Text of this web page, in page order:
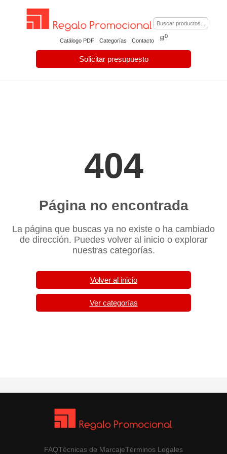
Catálogo PDF Categorías Contacto
Solicitar presupuesto
🛒0
404
Página no encontrada
La página que buscas ya no existe o ha cambiado
de dirección. Puedes volver al inicio o explorar
nuestras categorías.
Volver al inicio
Ver categorías
FAQTécnicas de MarcajeTérminos Legales